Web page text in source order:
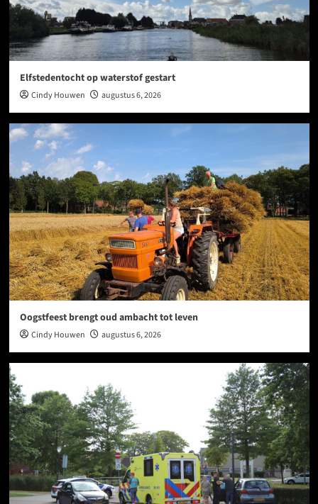
Elfstedentocht op waterstof gestart
Cindy Houwen augustus 6, 2026
Oogstfeest brengt oud ambacht tot leven
Cindy Houwen augustus 6, 2026